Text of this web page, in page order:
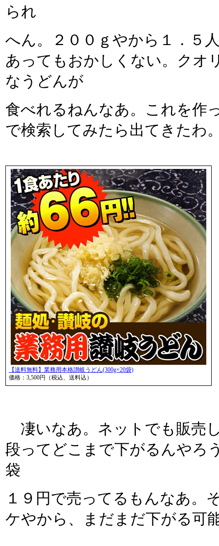
られ
へん。２００ｇやから１．５
あってもおかしくない。クオ
なうどんが
食べれるねんなあ。これを作
で検索してみたら出てきたわ
【送料無料】業務用本格讃岐うどん(300g×20袋)
価格：3,500円（税込、送料込）
凄いなあ。ネットでも販売
段ってどこまで下がるんやろ
袋
１９円で売ってるもんなあ。
ケやから、まだまだ下がる可